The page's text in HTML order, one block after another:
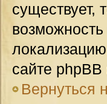
существует,
сайте
Вернуться